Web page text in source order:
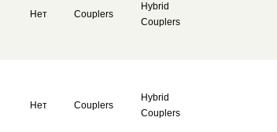
Нет Couplers
Hybrid
Couplers
Нет Couplers
Hybrid
Couplers